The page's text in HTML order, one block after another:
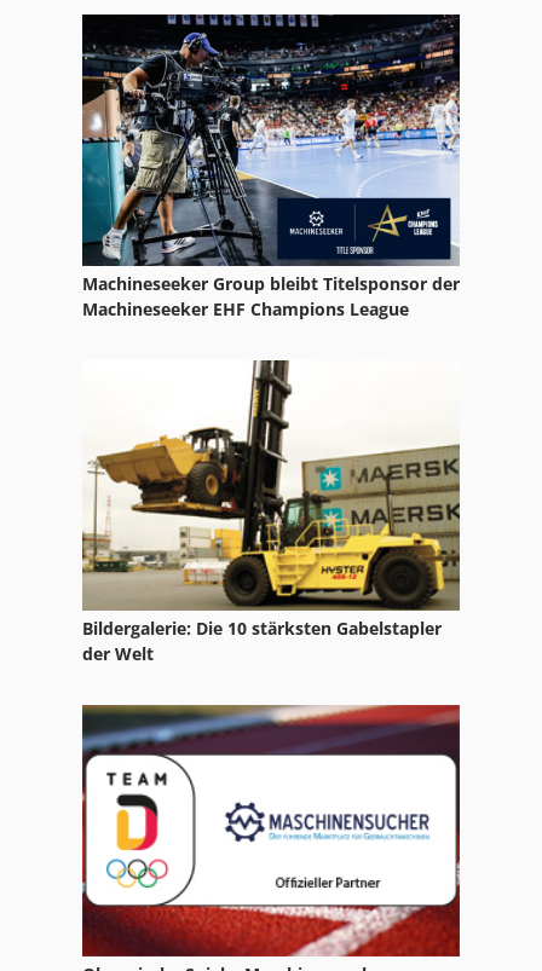
Reinluftentstauber Und Brikettierpresse
Tp 201
Tur 560
Werkstatt-Auflösung
Machineseeker Group bleibt Titelsponsor der
Machineseeker EHF Champions League
Bildergalerie: Die 10 stärksten Gabelstapler
der Welt